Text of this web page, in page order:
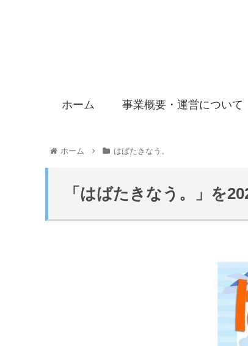
ホーム 事業概要・運営について
ホーム はばたきなう。
「はばたきなう。」を